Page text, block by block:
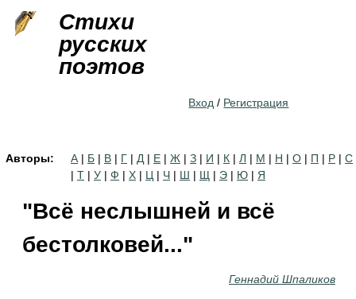
Стихи
русских
поэтов
Вход / Регистрация
Авторы: А | Б | В | Г | Д | Е | Ж | З | И | К | Л | М | Н | О | П | Р | С
| Т | У | Ф | Х | Ц | Ч | Ш | Щ | Э | Ю | Я
"Всё неслышней и всё
бестолковей..."
Геннадий Шпаликов